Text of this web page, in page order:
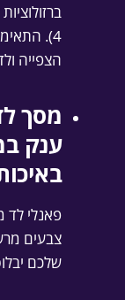
הצפייה
מסך
ענק
פאנלי לד
צבעים
שלכם